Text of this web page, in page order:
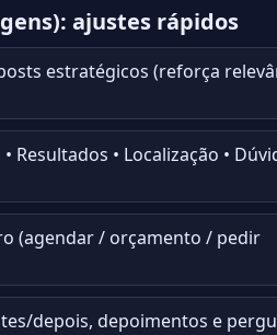
ajustes rápidos
estratégicos (reforça
Resultados • Localização •
(agendar / orçamento / pedir
depois, depoimentos e